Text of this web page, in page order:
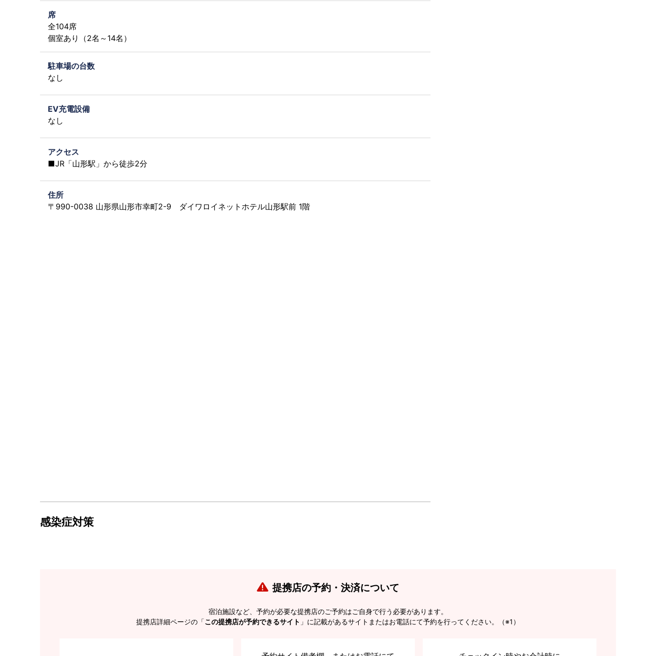
席
全104席
個室あり（2名～14名）
駐車場の台数
なし
EV充電設備
なし
アクセス
■JR「山形駅」から徒歩2分
住所
〒990-0038 山形県山形市幸町2-9 ダイワロイネットホテル山形駅前 1階
感染症対策
提携店の予約・決済について
宿泊施設など、予約が必要な提携店のご予約はご自身で行う必要があります。
提携店詳細ページの「この提携店が予約できるサイト 」に記載があるサイトまたはお電話にて予約を行ってください。（※1）